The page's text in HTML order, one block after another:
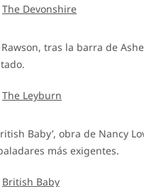
The Devonshire
tras la barra de
The Leyburn
Baby’, obra de Nancy
más exigentes.
British Baby